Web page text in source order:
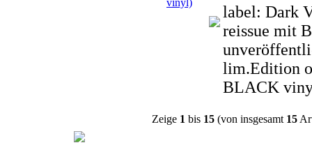
label: Dark
reissue mit
lim.Edition
BLACK
Zeige 1 bis 15 (von insgesamt 15